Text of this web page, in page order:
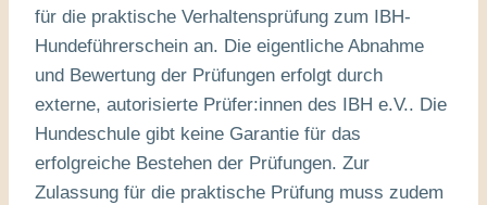
für die praktische Verhaltensprüfung zum IBH-
Hundeführerschein an. Die eigentliche Abnahme
und Bewertung der Prüfungen erfolgt durch
externe, autorisierte Prüfer:innen des IBH e.V.. Die
Hundeschule gibt keine Garantie für das
erfolgreiche Bestehen der Prüfungen. Zur
Zulassung für die praktische Prüfung muss zudem